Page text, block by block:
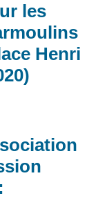
les
Henri